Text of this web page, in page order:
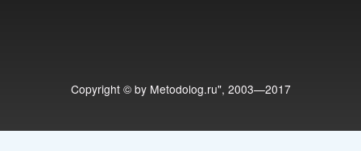
Copyright © by Metodolog.ru", 2003—2017